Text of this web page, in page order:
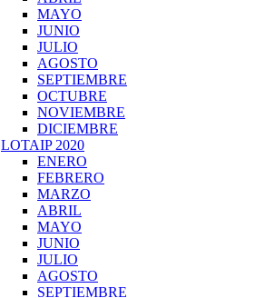
MAYO
JUNIO
JULIO
AGOSTO
SEPTIEMBRE
OCTUBRE
NOVIEMBRE
DICIEMBRE
LOTAIP 2020
ENERO
FEBRERO
MARZO
ABRIL
MAYO
JUNIO
JULIO
AGOSTO
SEPTIEMBRE